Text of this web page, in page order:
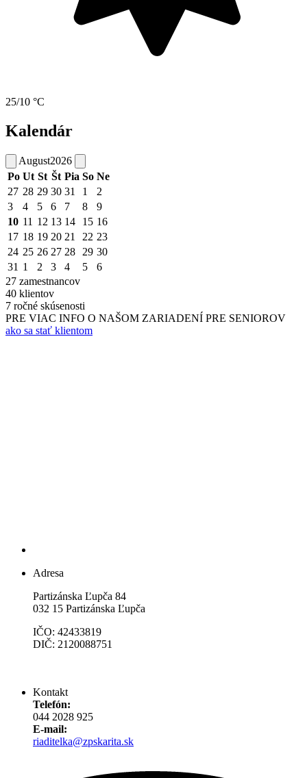
25/10 °C
Kalendár
August2026
Po Ut St Št Pia So Ne
27 28 29 30 31 1
2
3
4 5 6 7 8
9
10 11 12 13 14 15 16
17 18 19 20 21 22 23
24 25 26 27 28 29 30
31 1 2 3 4 5
6
27 zamestnancov
40 klientov
7 ročné skúsenosti
PRE VIAC INFO O NAŠOM ZARIADENÍ PRE SENIOROV
ako sa stať klientom
Adresa
Partizánska Ľupča 84
032 15 Partizánska Ľupča
IČO: 42433819
DIČ: 2120088751
Kontakt
Telefón:
044 2028 925
E-mail:
riaditelka@zpskarita.sk